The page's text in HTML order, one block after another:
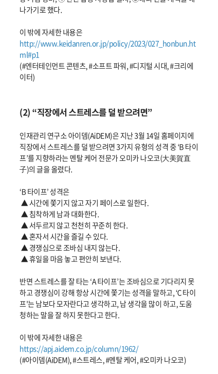
나가기로 했다.
이 밖에 자세한 내용은
http://www.keidanren.or.jp/policy/2023/027_honbun.ht
ml#p1
(#엔터테인먼트 콘텐츠, #소프트 파워, #디지털 시대, #크리에
이터)
(2) “직장에서 스트레스를 덜 받으려면”
인재관리 연구소 아이뎀(AiDEM)은 지난 3월 14일 홈페이지에
직장에서 스트레스를 덜 받으려면 3가지 유형의 성격 중 ‘B 타이
프’를 지향하라는 멘탈 케어 전문가 오미카 나오코(大美賀直
子)의 글을 올렸다.
‘B 타이프’ 성격은
▲ 시간에 쫓기지 않고 자기 페이스로 일한다.
▲ 침착하게 남과 대화한다.
▲ 서두르지 않고 천천히 꾸준히 한다.
▲ 혼자서 시간을 즐길 수 있다.
▲ 경쟁심으로 조바심 내지 않는다.
▲ 휴일을 마음 놓고 편안히 보낸다.
반면 스트레스를 잘 타는 ‘A 타이프’는 조바심으로 기다리지 못
하고 경쟁심이 강해 항상 시간에 쫓기는 성격을 말하고, ‘C 타이
프'는 남보다 모자란다고 생각하고, 남 생각을 많이 하고, 도움
청하는 말을 잘 하지 못한다고 한다.
이 밖에 자세한 내용은
https://apj.aidem.co.jp/column/1962/
(#아이뎀(AiDEM), #스트레스, #멘탈 케어, #오미카 나오코)